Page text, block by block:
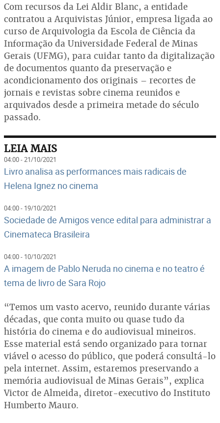
Com recursos da Lei Aldir Blanc, a entidade
contratou a Arquivistas Júnior, empresa ligada ao
curso de Arquivologia da Escola de Ciência da
Informação da Universidade Federal de Minas
Gerais (UFMG), para cuidar tanto da digitalização
de documentos quanto da preservação e
acondicionamento dos originais – recortes de
jornais e revistas sobre cinema reunidos e
arquivados desde a primeira metade do século
passado.
LEIA MAIS
04:00 - 21/10/2021
Livro analisa as performances mais radicais de
Helena Ignez no cinema
04:00 - 19/10/2021
Sociedade de Amigos vence edital para administrar a
Cinemateca Brasileira
04:00 - 10/10/2021
A imagem de Pablo Neruda no cinema e no teatro é
tema de livro de Sara Rojo
“Temos um vasto acervo, reunido durante várias
décadas, que conta muito ou quase tudo da
história do cinema e do audiovisual mineiros.
Esse material está sendo organizado para tornar
viável o acesso do público, que poderá consultá-lo
pela internet. Assim, estaremos preservando a
memória audiovisual de Minas Gerais”, explica
Victor de Almeida, diretor-executivo do Instituto
Humberto Mauro.